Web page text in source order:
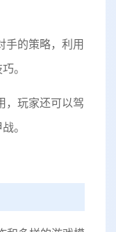
手的策略，利用
。
，玩家还可以驾
。